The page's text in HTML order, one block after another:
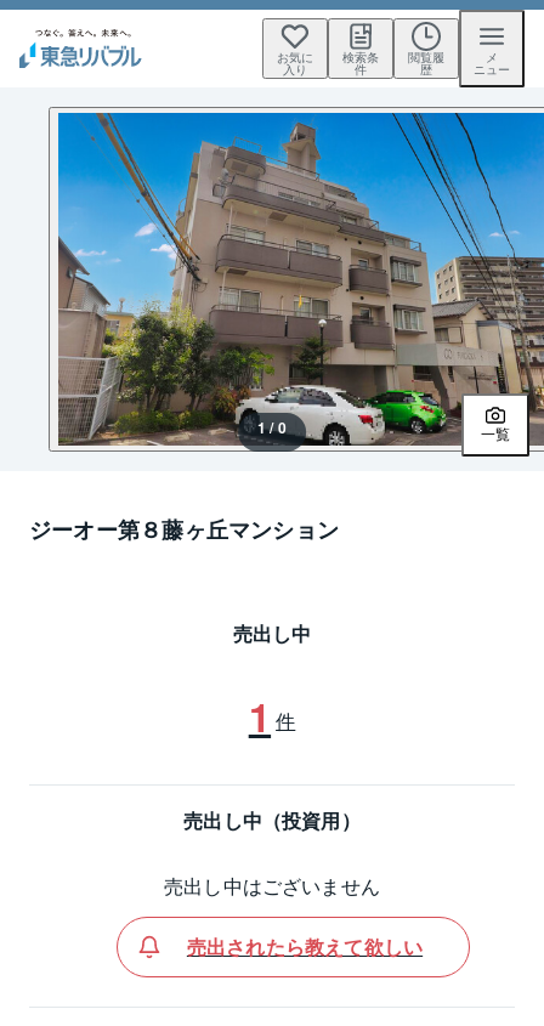
お気に
入り
検索条
件
閲覧履
歴
メ
ニュー
1 / 0 一覧
ジーオー第８藤ヶ丘マンション
売出し中
1 件
売出し中（投資用）
売出し中はございません
売出されたら教えて欲しい